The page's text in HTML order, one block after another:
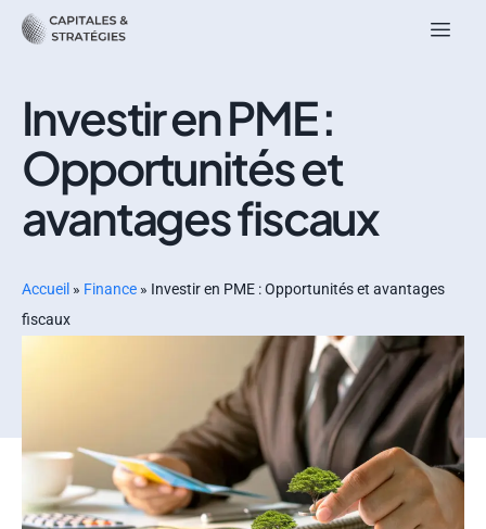
Investir en PME :
Opportunités et
avantages fiscaux
Accueil » Finance » Investir en PME : Opportunités et avantages
fiscaux